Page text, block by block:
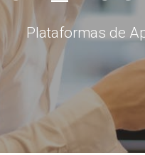
Plataformas de